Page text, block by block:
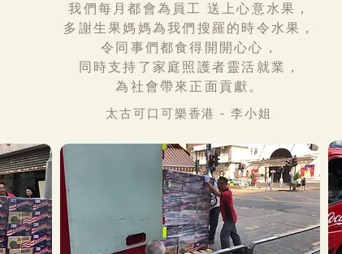
我們每月都會為員工 送上心意水果，
多謝生果媽媽為我們搜羅的時令水果，
令同事們都食得開開心心，
同時支持了家庭照護者靈活就業，
為社會帶來正面貢獻。
太古可口可樂香港 - 李小姐